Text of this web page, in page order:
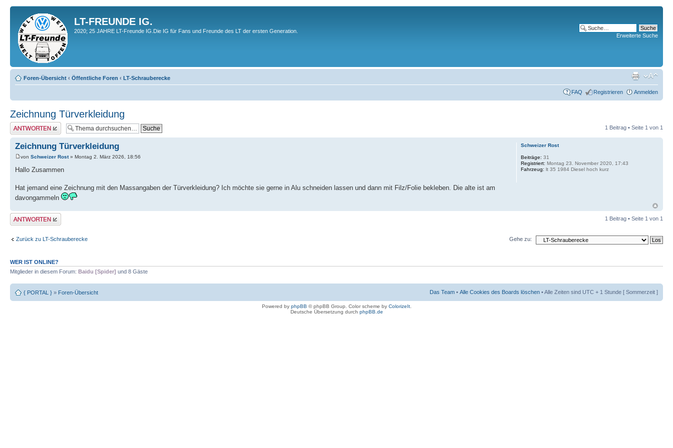
LT-FREUNDE IG.
2020; 25 JAHRE LT-Freunde IG.Die IG für Fans und Freunde des LT der ersten Generation.
Erweiterte Suche
Foren-Übersicht ‹ Öffentliche Foren ‹ LT-Schrauberecke
FAQ Registrieren Anmelden
Zeichnung Türverkleidung
Antwort erstellen 1 Beitrag • Seite 1 von 1
Zeichnung Türverkleidung
von Schweizer Rost» Montag 2. März 2026, 18:56
Hallo Zusammen
Hat jemand eine Zeichnung mit den Massangaben der Türverkleidung? Ich möchte sie gerne in Alu schneiden lassen und dann mit Filz/Folie bekleben. Die alte ist am
davongammeln
Schweizer Rost
Beiträge: 31
Registriert: Montag 23. November 2020, 17:43
Fahrzeug: lt 35 1984 Diesel hoch kurz
Antwort erstellen 1 Beitrag • Seite 1 von 1
Zurück zu LT-Schrauberecke Gehe zu:
WER IST ONLINE?
Mitglieder in diesem Forum: Baidu [Spider] und 8 Gäste
{ PORTAL } » Foren-Übersicht Das Team • Alle Cookies des Boards löschen • Alle Zeiten sind UTC + 1 Stunde [ Sommerzeit ]
Powered by phpBB © phpBB Group. Color scheme by ColorizeIt.
Deutsche Übersetzung durch phpBB.de